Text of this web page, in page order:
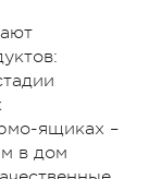
ящиках –
в дом